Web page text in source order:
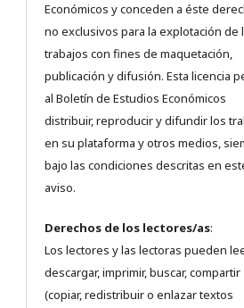
Económicos y conceden a éste
no exclusivos para la explotación de
trabajos con fines de maquetación,
publicación y difusión. Esta licencia
al Boletín de Estudios Económicos
distribuir, reproducir y difundir los
en su plataforma y otros medios,
bajo las condiciones descritas en
aviso.
Derechos de los lectores/as:
Los lectores y las lectoras pueden
descargar, imprimir, buscar, compartir
(copiar, redistribuir o enlazar textos